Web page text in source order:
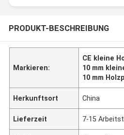
PRODUKT-BESCHREIBUNG
Markieren:
CE kleine
10 mm
10 mm
Herkunftsort China
Lieferzeit 7-15